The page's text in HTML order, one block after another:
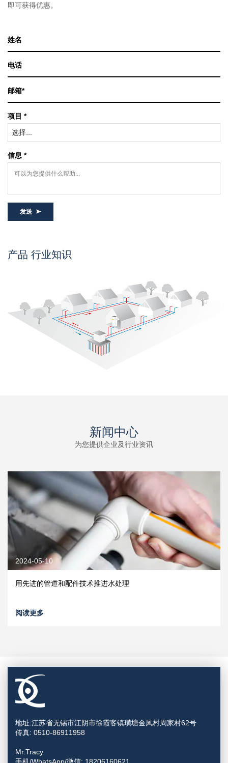
即可获得优惠。
项目 *
选择...
信息 *
发送
产品 行业知识
新闻中心
为您提供企业及行业资讯
2024-05-10
用先进的管道和配件技术推进水处理
阅读更多
地址:江苏省无锡市江阴市徐霞客镇璜塘金凤村周家村62号
传真: 0510-86911958
Mr.Tracy